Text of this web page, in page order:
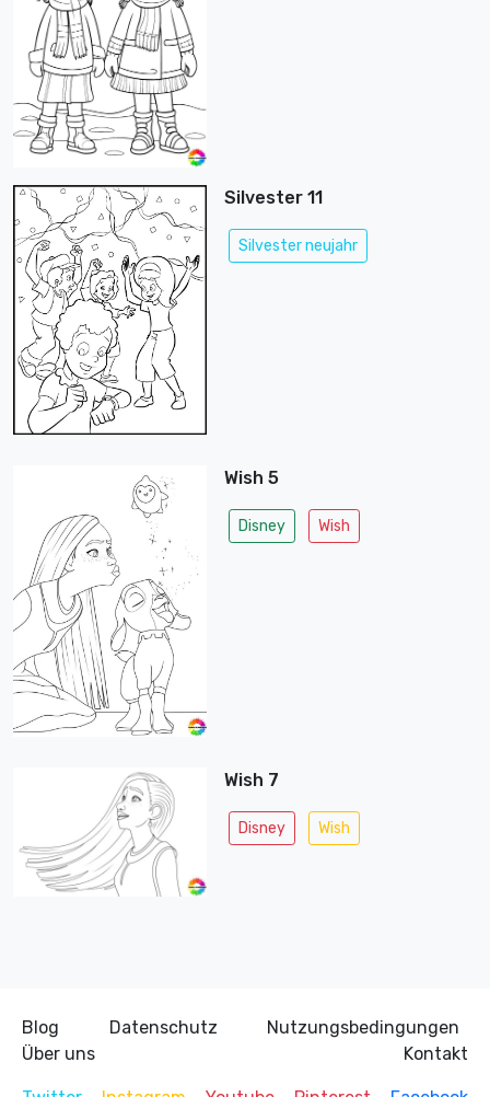
Silvester 11
Silvester neujahr
Wish 5
Disney Wish
Wish 7
Disney Wish
Blog Datenschutz
Nutzungsbedingungen
Über uns
Kontakt